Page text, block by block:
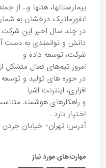
بیمارستانها، هتلها و... از
انفورماتیک درخشان به
در چند سال اخیر این
دانش و توانمندی به دست
شرکت، توسعه داده و
امروز تیم‌های فعال متشکل
در حوزه های تولید و
افزاری، اینترنت اشیا
و راهکارهای هوشمند
اختیار دارد .
آدرس: تهران- خیابان جردن
مهارت‌های مورد نیاز